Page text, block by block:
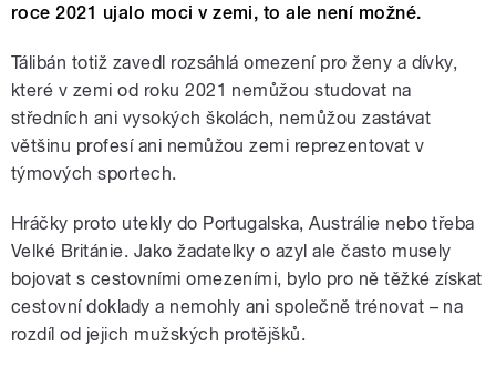
roce 2021 ujalo moci v zemi, to ale není možné.
Tálibán totiž zavedl rozsáhlá omezení pro ženy a dívky,
které v zemi od roku 2021 nemůžou studovat na
středních ani vysokých školách, nemůžou zastávat
většinu profesí ani nemůžou zemi reprezentovat v
týmových sportech.
Hráčky proto utekly do Portugalska, Austrálie nebo třeba
Velké Británie. Jako žadatelky o azyl ale často musely
bojovat s cestovními omezeními, bylo pro ně těžké získat
cestovní doklady a nemohly ani společně trénovat – na
rozdíl od jejich mužských protějšků.